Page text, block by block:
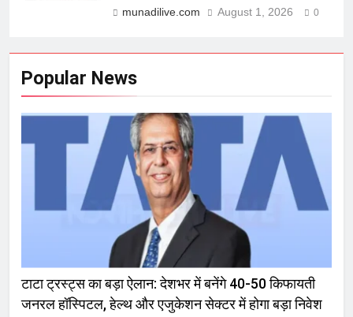
munadilive.com August 1, 2026 0
Popular News
टाटा ट्रस्ट्स का बड़ा ऐलान: देशभर में बनेंगे 40-50 किफायती
जनरल हॉस्पिटल, हेल्थ और एजुकेशन सेक्टर में होगा बड़ा निवेश